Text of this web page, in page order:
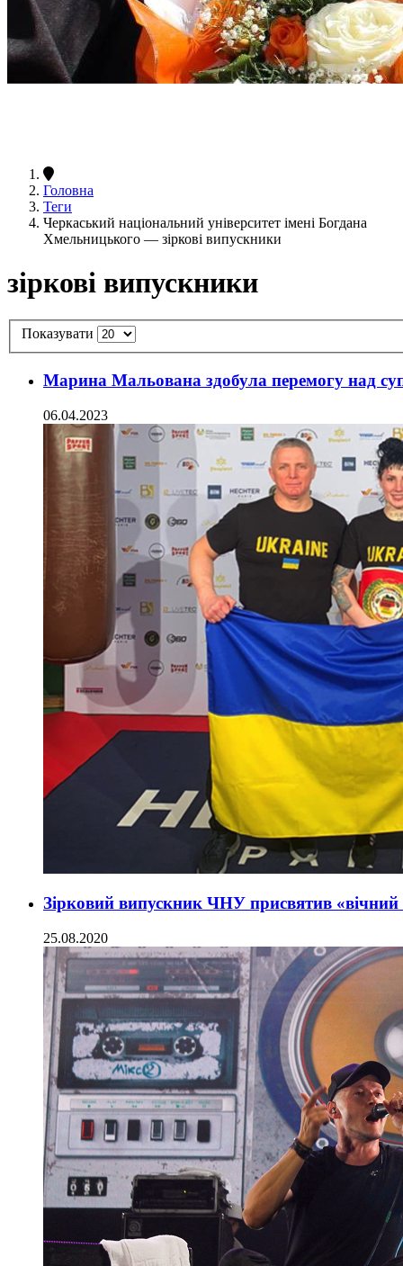
Головна
Теги
Черкаський національний університет імені Богдана
Хмельницького — зіркові випускники
зіркові випускники
Показувати
Марина Мальована здобула перемогу над
06.04.2023
Зірковий випускник ЧНУ присвятив «вічний
25.08.2020